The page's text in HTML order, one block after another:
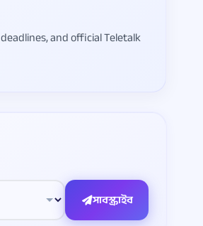
and official Teletalk
সাবস্ক্রাইব